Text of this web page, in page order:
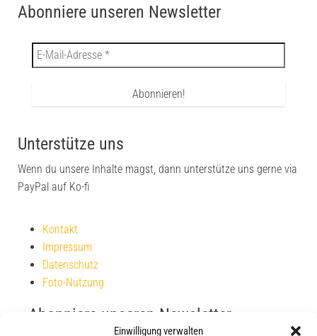
Einwilligung verwalten
Abonniere unseren Newsletter
Unterstütze uns
Wenn du unsere Inhalte magst, dann unterstütze uns gerne via
PayPal auf Ko-fi
Kontakt
Impressum
Datenschutz
Foto-Nutzung
Abonniere unseren Newsletter